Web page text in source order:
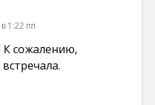
1:22 пп
К сожалению,